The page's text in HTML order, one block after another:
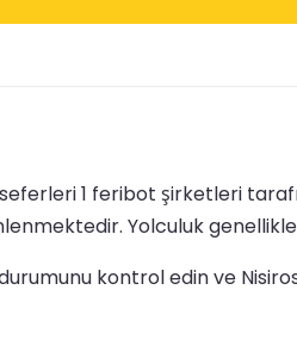
1 feribot şirketleri
Yolculuk
kontrol edin ve